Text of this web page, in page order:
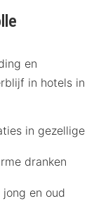
en
in hotels in
in gezellige
dranken
en oud